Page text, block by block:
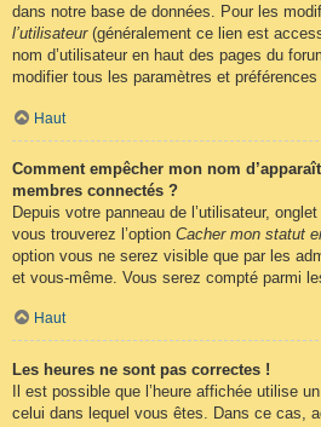
dans notre base de données. Pour les
l’utilisateur(généralement ce lien est
nom d’utilisateur en haut des pages du
modifier tous les paramètres et préférences
Haut
Comment empêcher mon nom
membres connectés ?
Depuis votre panneau de l’utilisateur,
vous trouverez l’option Cacher mon statut
option vous ne serez visible que par les
et vous-même. Vous serez compté parmi
Haut
Les heures ne sont pas correctes !
Il est possible que l’heure affichée utilise
celui dans lequel vous êtes. Dans ce cas,